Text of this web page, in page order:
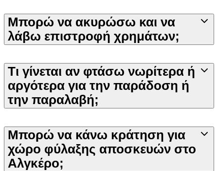
Μπορώ να ακυρώσω και να
λάβω επιστροφή χρημάτων;
Τι γίνεται αν φτάσω νωρίτερα ή
αργότερα για την παράδοση ή
την παραλαβή;
Μπορώ να κάνω κράτηση για
χώρο φύλαξης αποσκευών στο
Αλγκέρο;